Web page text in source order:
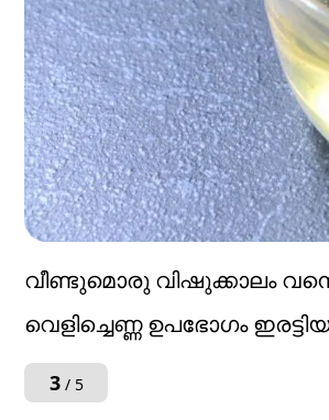
വീണ്ടുമൊരു വിഷുക്കാലം
വെളിച്ചെണ്ണ ഉപഭോഗം
3/ 5